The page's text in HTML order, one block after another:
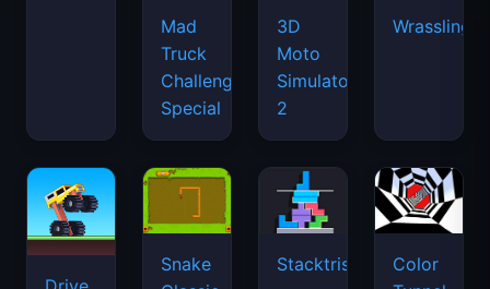
Mad
Truck
Challenge
Special
3D
Moto
Simulator
2
Wrassling
Snake
Stacktris
Color